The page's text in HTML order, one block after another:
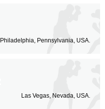
Philadelphia, Pennsylvania, USA.
Las Vegas, Nevada, USA.